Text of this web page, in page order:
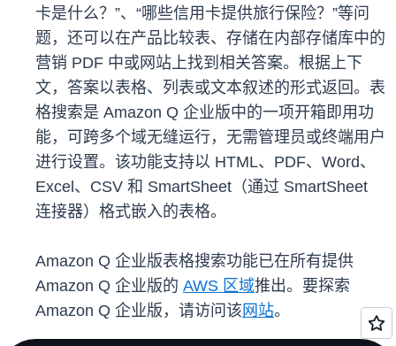
卡是什么？”、“哪些信用卡提供旅行保险？”等问
题，还可以在产品比较表、存储在内部存储库中的
营销 PDF 中或网站上找到相关答案。根据上下
文，答案以表格、列表或文本叙述的形式返回。表
格搜索是 Amazon Q 企业版中的一项开箱即用功
能，可跨多个域无缝运行，无需管理员或终端用户
进行设置。该功能支持以 HTML、PDF、Word、
Excel、CSV 和 SmartSheet（通过 SmartSheet
连接器）格式嵌入的表格。
Amazon Q 企业版表格搜索功能已在所有提供
Amazon Q 企业版的 AWS 区域推出。要探索
Amazon Q 企业版，请访问该 网站。